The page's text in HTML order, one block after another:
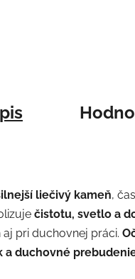
liečivý kameň,
čistotu, svetlo a
pri duchovnej práci.
a duchovné